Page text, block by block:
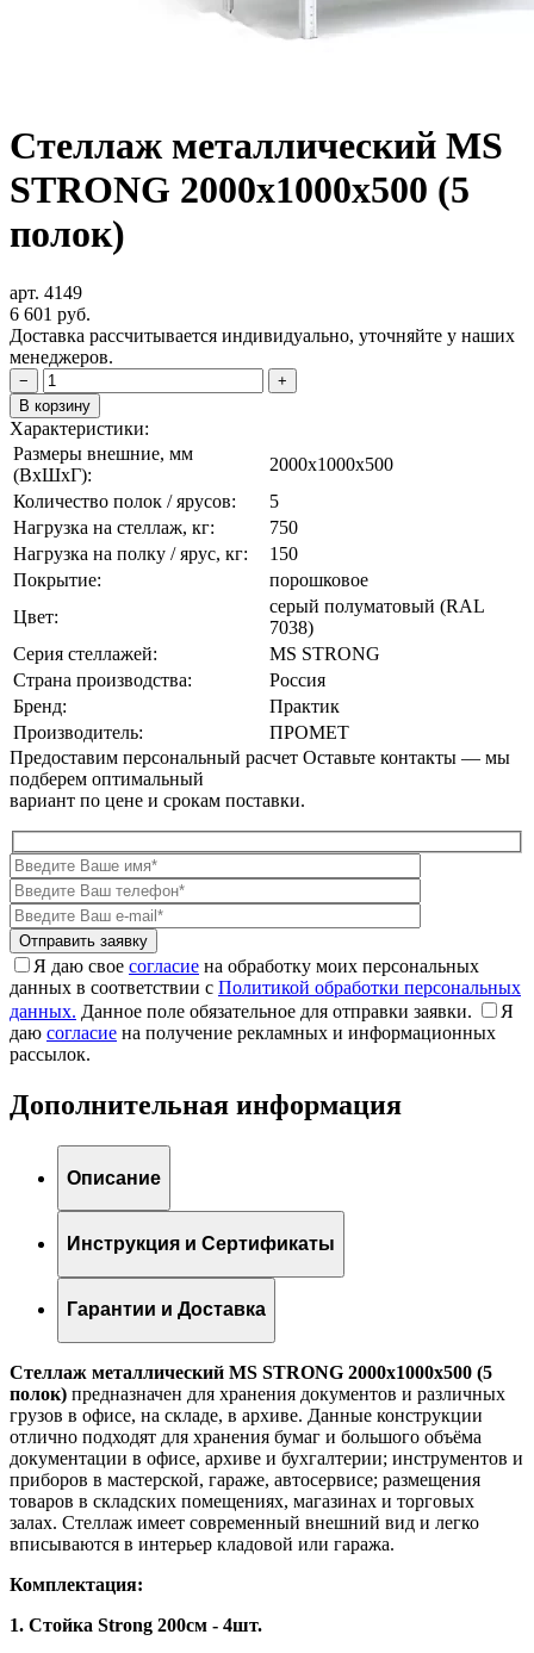
Стеллаж металлический MS
STRONG 2000x1000x500 (5
полок)
арт. 4149
6 601 руб.
Доставка рассчитывается индивидуально, уточняйте у наших
менеджеров.
−
+
В корзину
Характеристики:
Размеры внешние, мм
(ВxШxГ):
2000x1000x500
Количество полок / ярусов:
5
Нагрузка на стеллаж, кг:
750
Нагрузка на полку / ярус, кг:
150
Покрытие:
порошковое
Цвет:
cерый полуматовый (RAL
7038)
Серия стеллажей:
MS STRONG
Страна производства:
Россия
Бренд:
Практик
Производитель:
ПРОМЕТ
Предоставим персональный расчет Оставьте контакты — мы
подберем оптимальный
вариант по цене и срокам поставки.
Я даю свое согласие на обработку моих персональных
данных в соответствии с Политикой обработки персональных
данных. Данное поле обязательное для отправки заявки.
Я
даю согласие на получение рекламных и информационных
рассылок.
Дополнительная информация
Описание
Инструкция и Сертификаты
Гарантии и Доставка
Стеллаж металлический MS STRONG 2000x1000x500 (5
полок) предназначен для хранения документов и различных
грузов в офисе, на складе, в архиве. Данные конструкции
отлично подходят для хранения бумаг и большого объёма
документации в офисе, архиве и бухгалтерии; инструментов и
приборов в мастерской, гараже, автосервисе; размещения
товаров в складских помещениях, магазинах и торговых
залах. Стеллаж имеет современный внешний вид и легко
вписываются в интерьер кладовой или гаража.
Комплектация:
1. Стойка Strong 200см - 4шт.